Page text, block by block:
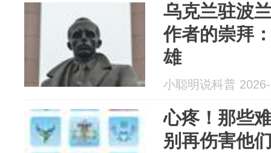
乌克兰驻波
作者的崇拜
雄
小聪明说科普
心疼！那些
别再伤害他